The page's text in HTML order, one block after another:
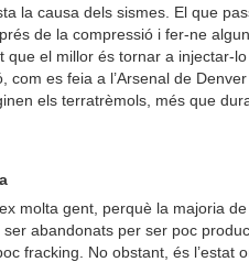
la causa dels sismes. El que
de la compressió i fer-ne
que el millor és tornar a injectar-
com es feia a l’Arsenal de
els terratrèmols, més que
molta gent, perquè la majoria
abandonats per ser poc
fracking. No obstant, és l’estat